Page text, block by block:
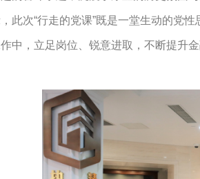
“行走的党课”既是一堂生动的党性
中，立足岗位、锐意进取，不断提升